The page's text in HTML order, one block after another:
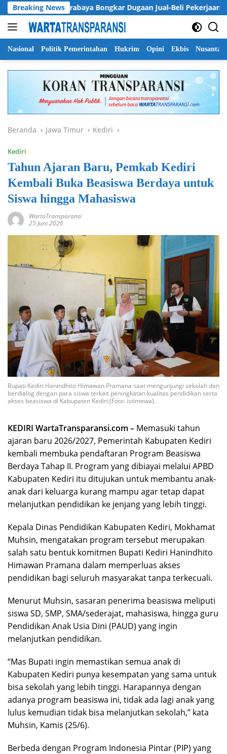
Langsung
ke
konten
Breaking News
DPRD Surabaya Bongkar Dugaan Jual-Beli Pekerjaan, Cak
Nasional Politik Pemerintahan Hukrim Opini Ekbis Nusantara
Beranda Jawa Timur Kediri
Kediri
Tahun Ajaran Baru, Pemkab Kediri
Kembali Buka Beasiswa Berdaya untuk
Siswa hingga Mahasiswa
WartaTransparansi
25 Juni 2026
Bupati Kediri Hanindhito Himawan Pramana saat mengunjungi sekolah dan
berdialog dengan para siswa terkait peningkatan kualitas pendidikan serta
akses beasiswa di Kabupaten Kediri.(Foto: istimewa).
KEDIRI WartaTransparansi.com – Memasuki tahun
ajaran baru 2026/2027, Pemerintah Kabupaten Kediri
kembali membuka pendaftaran Program Beasiswa
Berdaya Tahap II. Program yang dibiayai melalui APBD
Kabupaten Kediri itu ditujukan untuk membantu anak-
anak dari keluarga kurang mampu agar tetap dapat
melanjutkan pendidikan ke jenjang yang lebih tinggi.
Kepala Dinas Pendidikan Kabupaten Kediri, Mokhamat
Muhsin, mengatakan program tersebut merupakan
salah satu bentuk komitmen Bupati Kediri Hanindhito
Himawan Pramana dalam memperluas akses
pendidikan bagi seluruh masyarakat tanpa terkecuali.
Menurut Muhsin, sasaran penerima beasiswa meliputi
siswa SD, SMP, SMA/sederajat, mahasiswa, hingga guru
Pendidikan Anak Usia Dini (PAUD) yang ingin
melanjutkan pendidikan.
“Mas Bupati ingin memastikan semua anak di
Kabupaten Kediri punya kesempatan yang sama untuk
bisa sekolah yang lebih tinggi. Harapannya dengan
adanya program beasiswa ini, tidak ada lagi anak yang
lulus kemudian tidak bisa melanjutkan sekolah,” kata
Muhsin, Kamis (25/6).
Berbeda dengan Program Indonesia Pintar (PIP) yang